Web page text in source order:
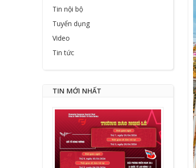
Tin nội bộ
Tuyển dụng
Video
Tin tức
TIN MỚI NHẤT